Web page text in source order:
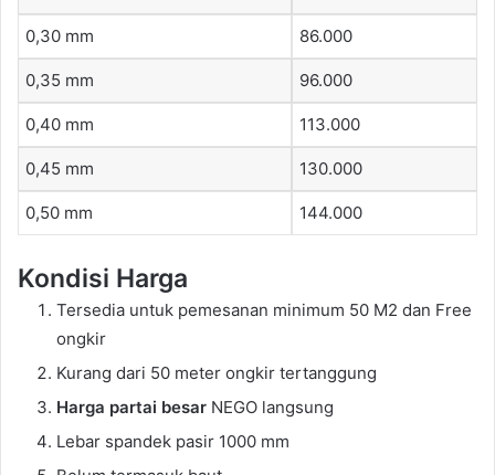
0,30 mm 86.000
0,35 mm 96.000
0,40 mm 113.000
0,45 mm 130.000
0,50 mm 144.000
Kondisi Harga
Tersedia untuk pemesanan minimum 50 M2 dan Free
ongkir
Kurang dari 50 meter ongkir tertanggung
Harga partai besar NEGO langsung
Lebar spandek pasir 1000 mm